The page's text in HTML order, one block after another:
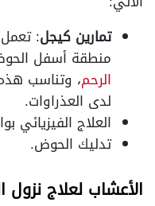
تمارين كيجل:
منطقة أسفل
الرحم، وتناسب هذه
لدى العذراوات.
العلاج
تدليك الحوض.
الأعشاب لعلاج نزول